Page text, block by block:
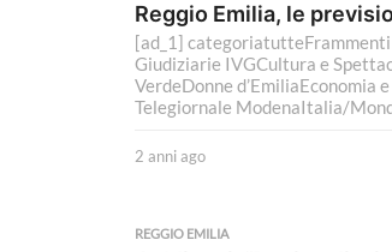
a
g
o
Reggio Emilia, le
[ad_1]
Giudiziarie IVGCultura e
VerdeDonne
Telegiornale ModenaItalia/
2 anni ago
n
REGGIO EMILIA